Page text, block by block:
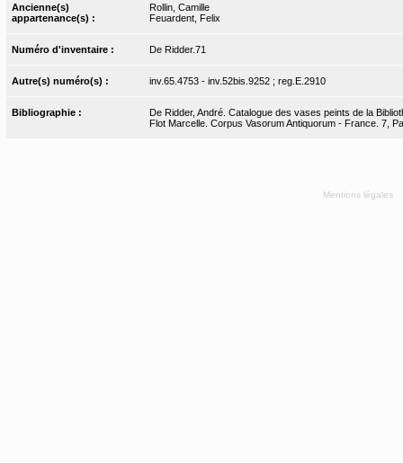
Ancienne(s)
appartenance(s) :
Rollin, Camille
Feuardent, Felix
Numéro d'inventaire : De Ridder.71
Autre(s) numéro(s) : inv.65.4753 - inv.52bis.9252 ; reg.E.2910
Bibliographie :
De Ridder, André. Catalogue des vases peints de la
Flot Marcelle. Corpus Vasorum Antiquorum - France. 7,
Mentions légales